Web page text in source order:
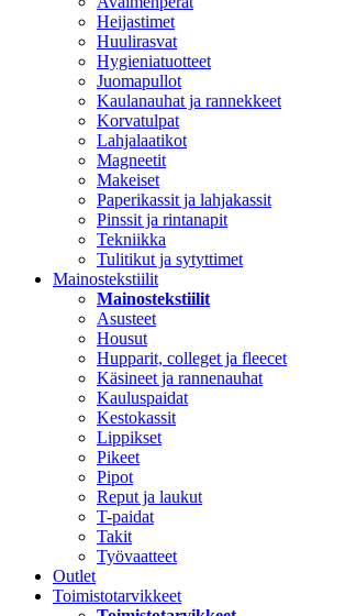
Heijastimet
Huulirasvat
Hygieniatuotteet
Juomapullot
Kaulanauhat ja rannekkeet
Korvatulpat
Lahjalaatikot
Magneetit
Makeiset
Paperikassit ja lahjakassit
Pinssit ja rintanapit
Tekniikka
Tulitikut ja sytyttimet
Mainostekstiilit
Mainostekstiilit
Asusteet
Housut
Hupparit, colleget ja fleecet
Käsineet ja rannenauhat
Kauluspaidat
Kestokassit
Lippikset
Pikeet
Pipot
Reput ja laukut
T-paidat
Takit
Työvaatteet
Outlet
Toimistotarvikkeet